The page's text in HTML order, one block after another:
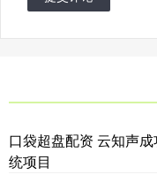
口袋超盘配资 云知声
统项目